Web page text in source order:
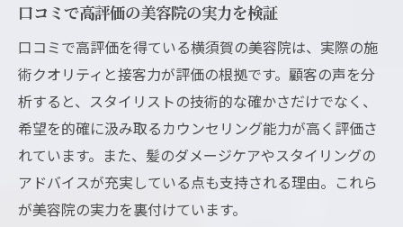
口コミで高評価の美容院の実力を検証
口コミで高評価を得ている横須賀の美容院は、実際の施
術クオリティと接客力が評価の根拠です。顧客の声を分
析すると、スタイリストの技術的な確かさだけでなく、
希望を的確に汲み取るカウンセリング能力が高く評価さ
れています。また、髪のダメージケアやスタイリングの
アドバイスが充実している点も支持される理由。これら
が美容院の実力を裏付けています。